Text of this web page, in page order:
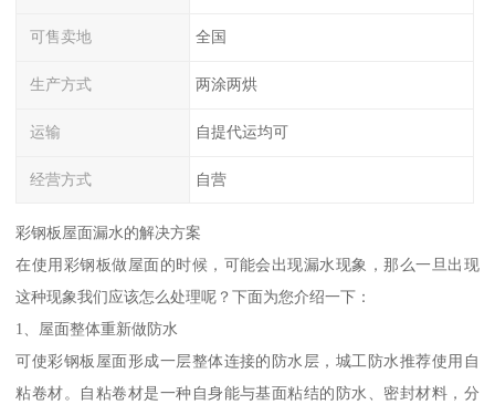
可售卖地 全国
生产方式 两涂两烘
运输 自提代运均可
经营方式 自营
彩钢板屋面漏水的解决方案
在使用彩钢板做屋面的时候，可能会出现漏水现象，那么一旦出现
这种现象我们应该怎么处理呢？下面为您介绍一下：
1、屋面整体重新做防水
可使彩钢板屋面形成一层整体连接的防水层，城工防水推荐使用自
粘卷材。自粘卷材是一种自身能与基面粘结的防水、密封材料，分